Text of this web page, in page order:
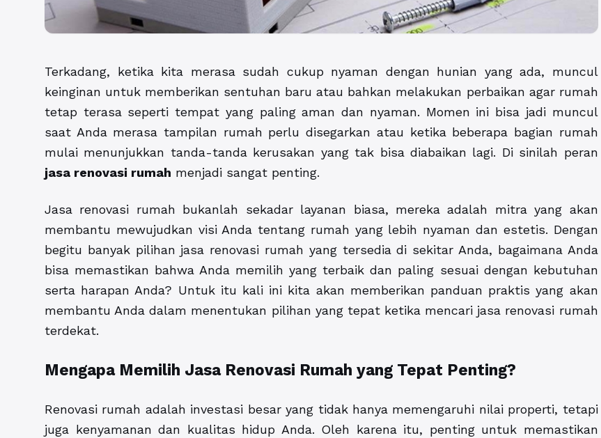
Terkadang, ketika kita merasa sudah cukup nyaman dengan hunian yang ada, muncul
keinginan untuk memberikan sentuhan baru atau bahkan melakukan perbaikan agar rumah
tetap terasa seperti tempat yang paling aman dan nyaman. Momen ini bisa jadi muncul
saat Anda merasa tampilan rumah perlu disegarkan atau ketika beberapa bagian rumah
mulai menunjukkan tanda-tanda kerusakan yang tak bisa diabaikan lagi. Di sinilah peran
jasa renovasi rumah menjadi sangat penting.
Jasa renovasi rumah bukanlah sekadar layanan biasa, mereka adalah mitra yang akan
membantu mewujudkan visi Anda tentang rumah yang lebih nyaman dan estetis. Dengan
begitu banyak pilihan jasa renovasi rumah yang tersedia di sekitar Anda, bagaimana Anda
bisa memastikan bahwa Anda memilih yang terbaik dan paling sesuai dengan kebutuhan
serta harapan Anda? Untuk itu kali ini kita akan memberikan panduan praktis yang akan
membantu Anda dalam menentukan pilihan yang tepat ketika mencari jasa renovasi rumah
terdekat.
Mengapa Memilih Jasa Renovasi Rumah yang Tepat Penting?
Renovasi rumah adalah investasi besar yang tidak hanya memengaruhi nilai properti, tetapi
juga kenyamanan dan kualitas hidup Anda. Oleh karena itu, penting untuk memastikan